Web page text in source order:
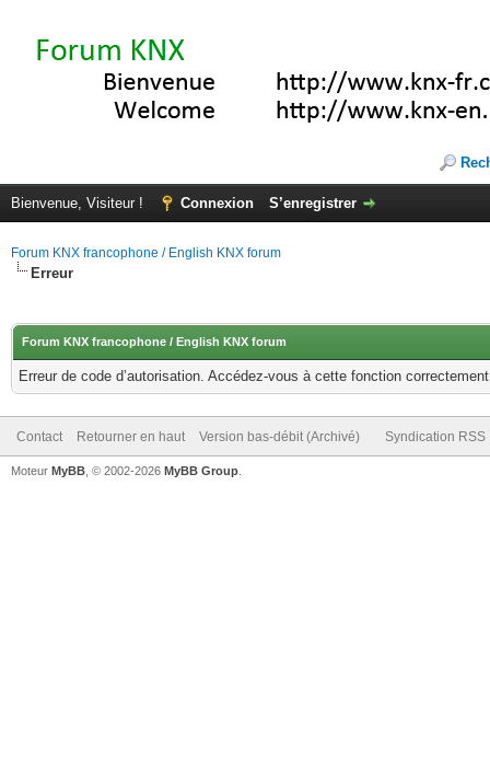
Bienvenue, Visiteur ! Connexion S’enregistrer
Forum KNX francophone / English KNX forum
Erreur
Forum KNX francophone / English KNX forum
Erreur de code d’autorisation. Accédez-vous à cette fonction
Contact Retourner en haut Version bas-débit (Archivé) Syndication RSS
Moteur MyBB , © 2002-2026 MyBB Group